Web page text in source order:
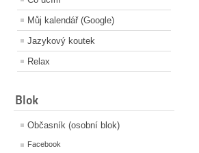
Můj kalendář (Google)
Jazykový koutek
Relax
Blok
Občasník (osobní blok)
Facebook